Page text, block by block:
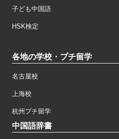
子ども中国語
HSK検定
各地の学校・プチ留学
名古屋校
上海校
杭州プチ留学
中国語辞書